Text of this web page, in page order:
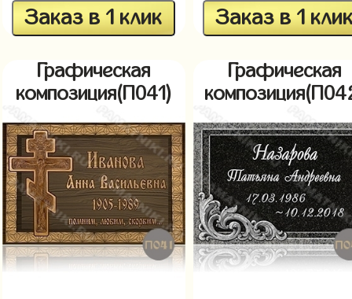
Заказ в 1 клик Заказ в 1
Графическая
композиция(П041)
Графическая